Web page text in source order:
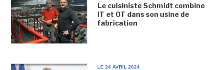
Le cuisiniste Schmidt combine
IT et OT dans son usine de
fabrication
LE 24 AVRIL 2024